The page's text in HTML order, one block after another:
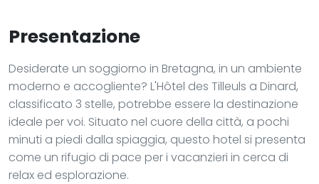
Presentazione
Desiderate un soggiorno in Bretagna, in un ambiente
moderno e accogliente? L'Hôtel des Tilleuls a Dinard,
classificato 3 stelle, potrebbe essere la destinazione
ideale per voi. Situato nel cuore della città, a pochi
minuti a piedi dalla spiaggia, questo hotel si presenta
come un rifugio di pace per i vacanzieri in cerca di
relax ed esplorazione.